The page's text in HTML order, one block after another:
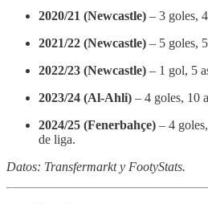
2020/21 (Newcastle) – 3 goles,
2021/22 (Newcastle) – 5 goles,
2022/23 (Newcastle) – 1 gol, 5
2023/24 (Al-Ahli) – 4 goles, 10
2024/25 (Fenerbahçe) – 4
de liga.
Datos: Transfermarkt y FootyStats.